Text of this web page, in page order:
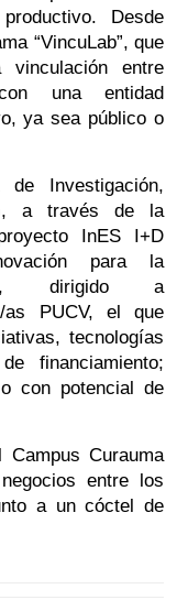
Desde
“VincuLab”, que
entre
una entidad
ya sea público o
Investigación,
a través de la
InES I+D
para la
dirigido a
as PUCV, el que
tecnologías
financiamiento;
con potencial de
Campus Curauma
entre los
a un cóctel de